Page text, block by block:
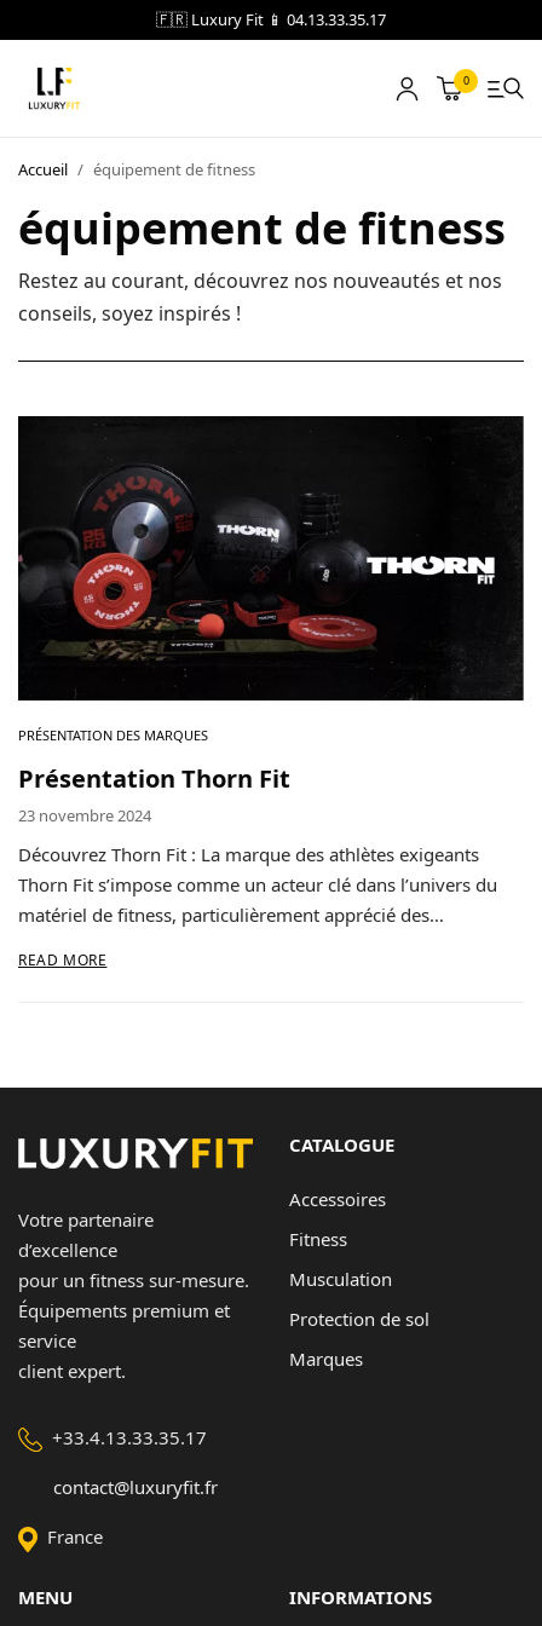
🇫🇷 Luxury Fit 📱 04.13.33.35.17
0
Accueil / équipement de fitness
équipement de fitness
Restez au courant, découvrez nos nouveautés et nos
conseils, soyez inspirés !
PRÉSENTATION DES MARQUES
Présentation Thorn Fit
23 novembre 2024
Découvrez Thorn Fit : La marque des athlètes exigeants
Thorn Fit s’impose comme un acteur clé dans l’univers du
matériel de fitness, particulièrement apprécié des…
READ MORE
Votre partenaire
d’excellence
pour un fitness sur-mesure.
Équipements premium et
service
client expert.
+33.4.13.33.35.17
contact@luxuryfit.fr
France
CATALOGUE
Accessoires
Fitness
Musculation
Protection de sol
Marques
MENU INFORMATIONS
LOCATION
NOTRE CATALOGUE
BLOG
A PROPOS
Boutique
A propos
Contact
Copyright © 2024 Luxury Fit. All rights reserved.